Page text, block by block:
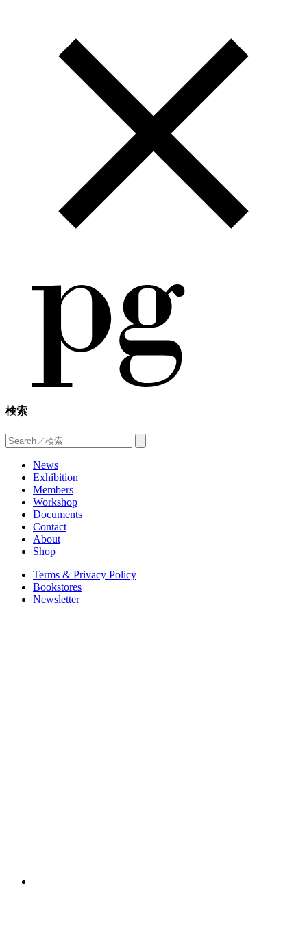
検索
News
Exhibition
Members
Workshop
Documents
Contact
About
Shop
Terms & Privacy Policy
Bookstores
Newsletter